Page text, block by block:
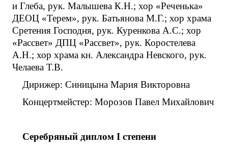
и Глеба, рук. Малышева К.Н.; хор «Реченька»
ДЕОЦ «Терем», рук. Батьянова М.Г.; хор храма
Сретения Господня, рук. Куренкова А.С.; хор
«Рассвет» ДПЦ «Рассвет», рук. Коростелева
А.Н.; хор храма кн. Александра Невского, рук.
Челаева Т.В.
Дирижер: Синицына Мария Викторовна
Концертмейстер: Морозов Павел Михайлович
Серебряный диплом I степени